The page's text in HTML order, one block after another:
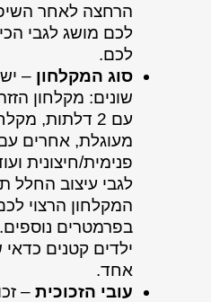
הרחצה לאחר
לכם מושג לגבי
לכם.
סוג המקלחון –
שונים: מקלחון
עם 2 דלתות,
מעוגלת, אחרים
פנימית/חיצונית
לגבי עיצוב החלל
המקלחון הרצוי
בפרמטרים
ילדים קטנים
אחד.
עובי הזכוכית